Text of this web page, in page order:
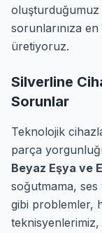
oluşturduğumuz
sorunlarınıza en
üretiyoruz.
Silverline
Sorunlar
Teknolojik
parça
Beyaz Eşya ve
soğutmama, ses
gibi problemler,